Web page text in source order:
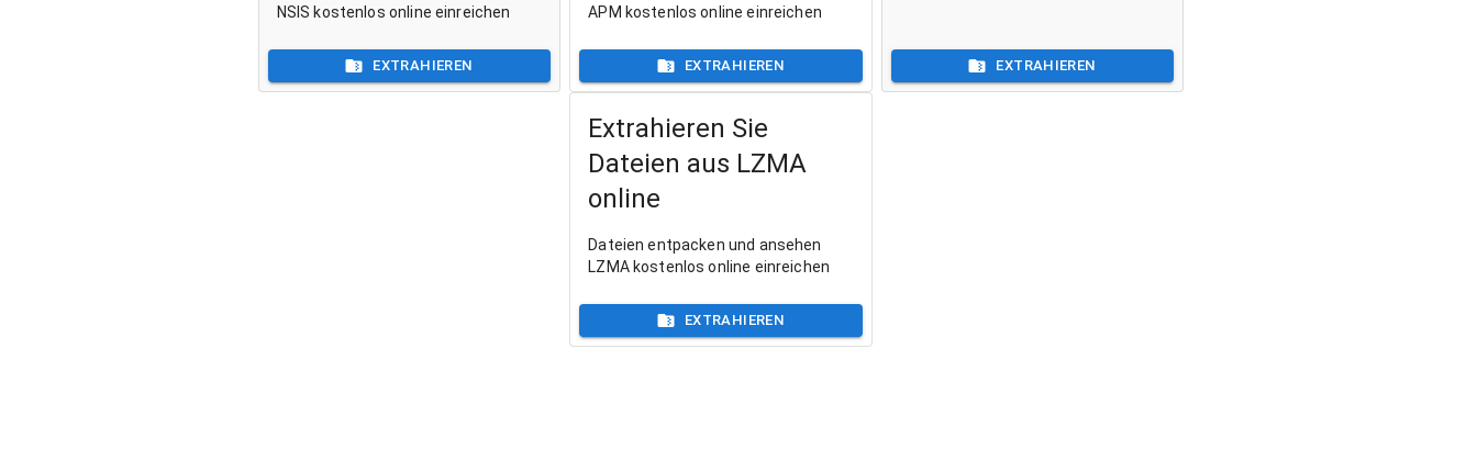
NSIS kostenlos online einreichen
EXTRAHIEREN
APM kostenlos online einreichen
EXTRAHIEREN EXTRAHIEREN
Extrahieren Sie
Dateien aus LZMA
online
Dateien entpacken und ansehen
LZMA kostenlos online einreichen
EXTRAHIEREN